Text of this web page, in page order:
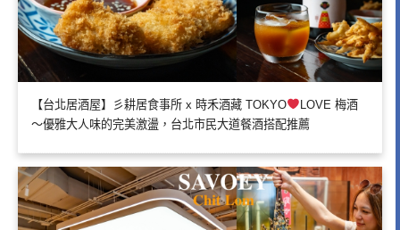
【台北居酒屋】彡耕居食事所 x 時禾酒藏 TOKYO
LOVE 梅酒
～優雅大人味的完美激盪，台北市民大道餐酒搭配推薦